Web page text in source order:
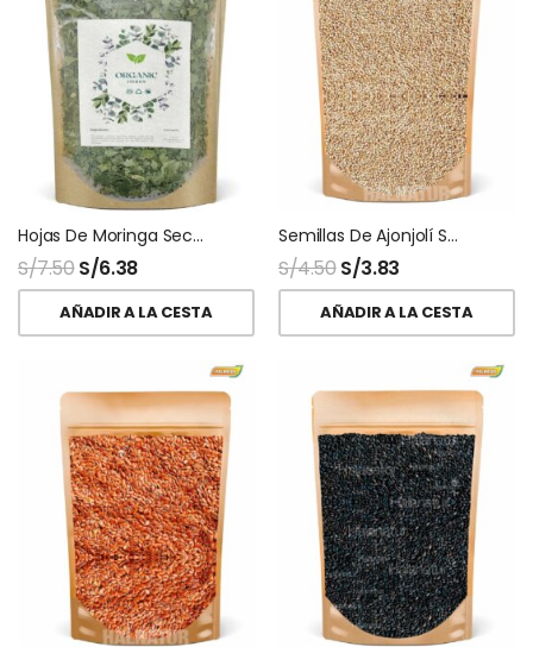
Hojas De Moringa Secas Deshidratadas
S/7.50S/6.38
AÑADIR A LA CESTA
Semillas De Ajonjolí Sésamo
S/4.50S/3.83
AÑADIR A LA CESTA